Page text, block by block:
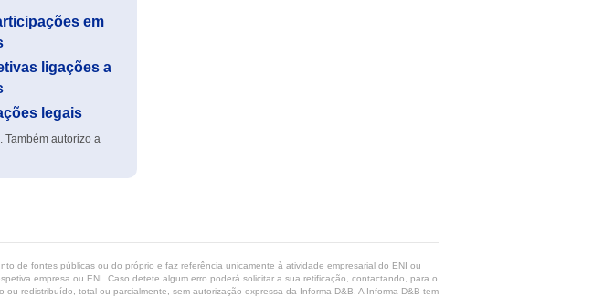
em
ligações a
legais
. Também autorizo a
de fontes públicas ou do próprio e faz referência unicamente à atividade empresarial do ENI ou
empresa ou ENI. Caso detete algum erro poderá solicitar a sua retificação, contactando, para o
redistribuído, total ou parcialmente, sem autorização expressa da Informa D&B. A Informa D&B tem